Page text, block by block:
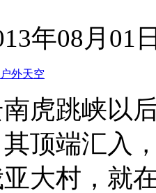
年08月01
户外天空
虎跳峡以
顶端汇入
大村，就